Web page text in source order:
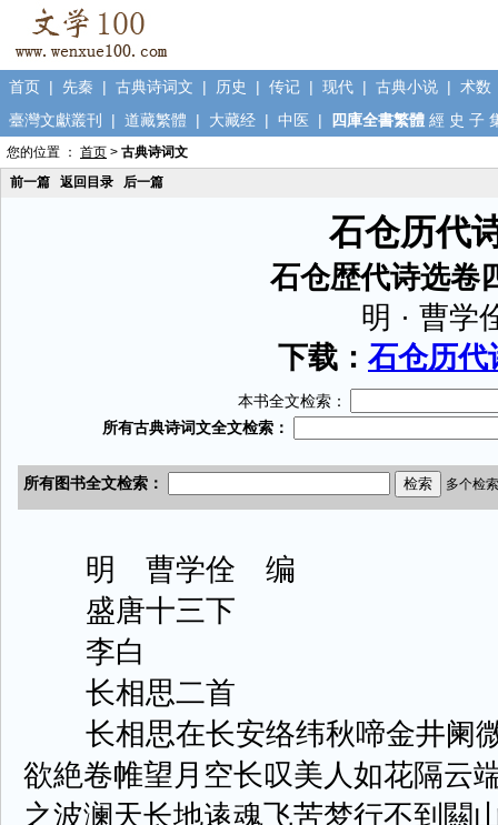
首页 | 先秦 | 古典诗词文 | 历史 | 传记 | 现代 | 古典小说 | 术数
臺灣文獻叢刊
| 道藏繁體 | 大藏经 | 中医 | 四庫全書繁體 經 史 子
您的位置 ： 首页 > 古典诗词文
前一篇
返回目录 后一篇
石仓历代
石仓歴代诗选卷
明 · 曹学
下载： 石仓历
本书全文检索：
明 曹学佺 编
盛唐十三下
李白
长相思二首
长相思在长安络纬秋啼金井阑
欲絶卷帷望月空长叹美人如花隔云
之波澜天长地逺魂飞苦梦行不到闗